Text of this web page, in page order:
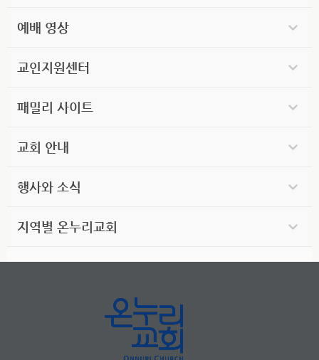
예배 영상
교인지원센터
패밀리 사이트
교회 안내
행사와 소식
지역별 온누리교회